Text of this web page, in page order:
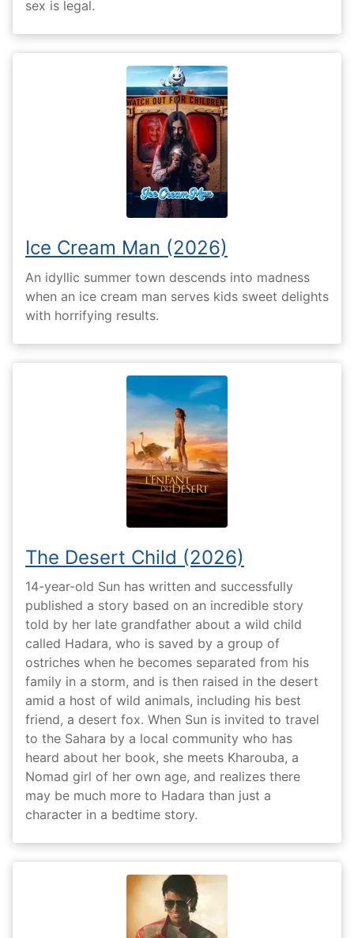
sex is legal.
Ice Cream Man (2026)
An idyllic summer town descends into madness
when an ice cream man serves kids sweet delights
with horrifying results.
The Desert Child (2026)
14-year-old Sun has written and successfully
published a story based on an incredible story
told by her late grandfather about a wild child
called Hadara, who is saved by a group of
ostriches when he becomes separated from his
family in a storm, and is then raised in the desert
amid a host of wild animals, including his best
friend, a desert fox. When Sun is invited to travel
to the Sahara by a local community who has
heard about her book, she meets Kharouba, a
Nomad girl of her own age, and realizes there
may be much more to Hadara than just a
character in a bedtime story.